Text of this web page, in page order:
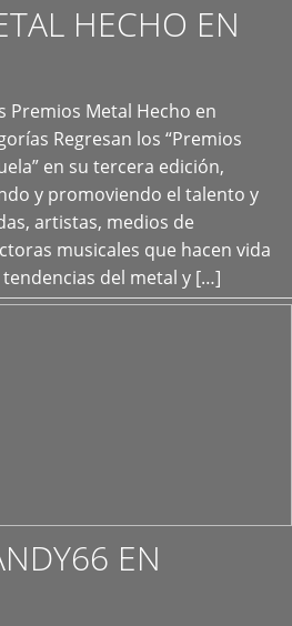
HECHO EN
Premios Metal Hecho en
Regresan los “Premios
en su tercera edición,
y promoviendo el talento y
artistas, medios de
musicales que hacen vida
del metal y […]
+
EN